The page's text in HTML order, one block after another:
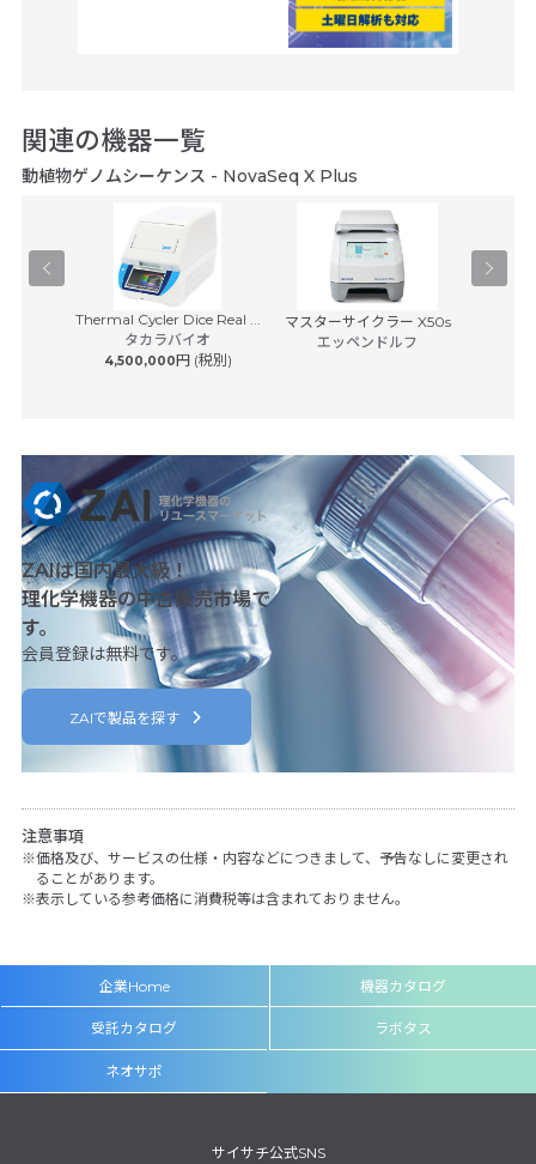
関連の機器一覧
動植物ゲノムシーケンス - NovaSeq X Plus
Thermal Cycler Dice Real ...
タカラバイオ
4,500,000円 (税別)
マスターサイクラー X50s
エッペンドルフ
ZAIは国内最大級！
理化学機器の中古販売市場で
す。
会員登録は無料です。
ZAIで製品を探す
注意事項
価格及び、サービスの仕様・内容などにつきまして、予告なしに変更され
ることがあります。
表示している参考価格に消費税等は含まれておりません。
企業Home 機器カタログ
受託カタログ ラボタス
ネオサポ
サイサチ公式SNS